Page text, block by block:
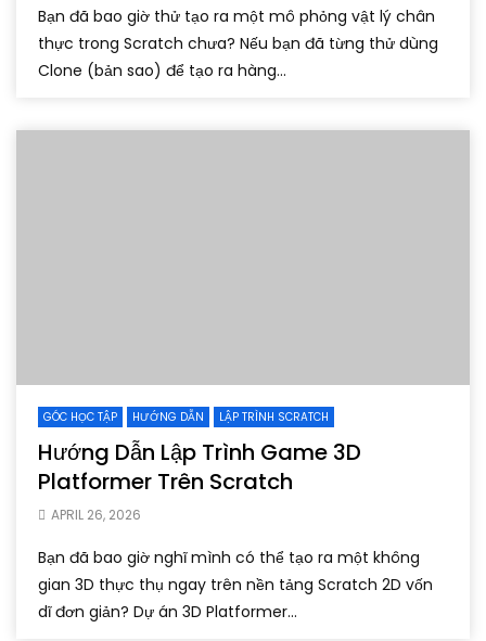
Bạn đã bao giờ thử tạo ra một mô phỏng vật lý chân
thực trong Scratch chưa? Nếu bạn đã từng thử dùng
Clone (bản sao) để tạo ra hàng...
GÓC HỌC TẬP HƯỚNG DẪN LẬP TRÌNH SCRATCH
Hướng Dẫn Lập Trình Game 3D
Platformer Trên Scratch
APRIL 26, 2026
Bạn đã bao giờ nghĩ mình có thể tạo ra một không
gian 3D thực thụ ngay trên nền tảng Scratch 2D vốn
dĩ đơn giản? Dự án 3D Platformer...